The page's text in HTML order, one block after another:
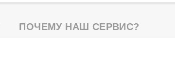
ПОЧЕМУ НАШ СЕРВИС?